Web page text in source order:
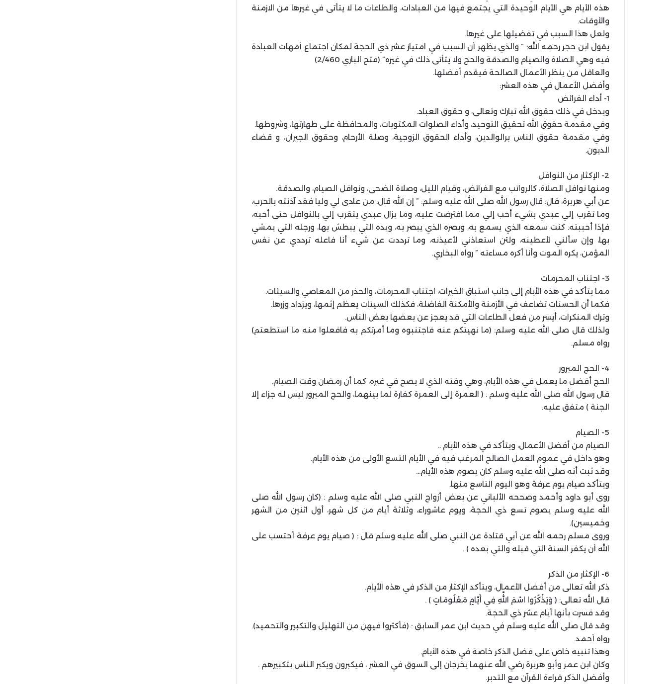
هذه الأيام هي الأيام الوحيدة التي يجتمع فيها من العبادات، والطاعات ما لا يتأتى في غيرها من الازمنة
والأوقات.
ولعل هذا السبب في تفضيلها على غيرها.
يقول ابن حجر رحمه الله: ” والذي يظهر أن السبب في امتياز عشر ذي الحجة لمكان اجتماع أمهات العبادة
فيه وهي الصلاة والصيام والصدقة والحج ولا يتأتى ذلك في غيره” (فتح الباري 2/460)
والعاقل من ينظر الأعمال الصالحة فيقدم أفضلها.
وأفضل الأعمال في هذه العشر:
1- أداء الفرائض
ويدخل في ذلك حقوق الله تبارك وتعالى، و حقوق العباد.
وفي مقدمة حقوق الله تحقيق التوحيد، وأداء الصلوات المكتوبات، والمحافظة على طهارتها، وشروطها.
وفي مقدمة حقوق الناس برالوالدين، وأداء الحقوق الزوجية، وصلة الأرحام، وحقوق الجيران، و قضاء
الديون.
2- الإكثار من النوافل
ومنها نوافل الصلاة، كالرواتب مع الفرائض، وقيام الليل، وصلاة الضحى، ونوافل الصيام، والصدقة.
عن أبي هريرة، قال: قال رسول الله صلى الله عليه وسلم: ” إن الله قال: من عادى لي وليا فقد آذنته بالحرب،
وما تقرب إلي عبدي بشيء أحب إلي مما افترضت عليه، وما يزال عبدي يتقرب إلي بالنوافل حتى أحبه،
فإذا أحببته: كنت سمعه الذي يسمع به، وبصره الذي يبصر به، ويده التي يبطش بها، ورجله التي يمشي
بها، وإن سألني لأعطينه، ولئن استعاذني لأعيذنه، وما ترددت عن شيء أنا فاعله ترددي عن نفس
المؤمن، يكره الموت وأنا أكره مساءته ” رواه البخاري.
3- اجتناب المحرمات
مما يتأكد في هذه الأيام إلى جانب استباق الخيرات، اجتناب المحرمات، والحذر من المعاصي والسيئات.
فكما أن الحسنات تضاعف في الأزمنة والأمكنة الفاضلة، فكذلك السيئات يعظم إثمها، ويزداد وزرها.
وترك المنكرات، أيسر من فعل الطاعات التي قد يعجز عن بعضها بعض الناس.
ولذلك قال صلى الله عليه وسلم: (ما نهيتكم عنه فاجتنبوه وما أمرتكم به فافعلوا منه ما استطعتم)
رواه مسلم.
4- الحج المبرور
الحج أفضل ما يعمل في هذه الأيام، وهي وقته الذي لا يصح في غيره، كما أن رمضان وقت الصيام.
قال رسول الله صلى الله عليه وسلم : ( العمرة إلى العمرة كفارة لما بينهما، والحج المبرور ليس له جزاء إلا
الجنة ) متفق عليه.
5- الصيام
الصيام من أفضل الأعمال، ويتأكد في هذه الأيام ..
وهو داخل في عموم العمل الصالح المرغب فيه في الأيام التسع الأولى من هذه الأيام.
وقد ثبت أنه صلى الله عليه وسلم كان يصوم هذه الأيام…
ويتأكد صيام يوم عرفة وهو اليوم التاسع منها.
روى أبو داود وأحمد وصححه الألباني عن بعض أزواج النبي صلى الله عليه وسلم : (كان رسول الله صلى
الله عليه وسلم يصوم تسع ذي الحجة، ويوم عاشوراء، وثلاثة أيام من كل شهر، أول اثنين من الشهر
وخميسين).
وروى مسلم رحمه الله عن أبي قتادة عن النبي صلى الله عليه وسلم قال : ( صيام يوم عرفة أحتسب على
الله أن يكفر السنة التي قبله والتي بعده ) .
6- الإكثار من الذكر
ذكر الله تعالى من أفضل الأعمال، ويتأكد الإكثار من الذكر في هذه الأيام.
قال الله تعالى: ( وَيَذْكُرُوا اسْمَ اللَّهِ فِي أَيَّامٍ مَعْلُومَاتٍ ) .
وقد فسرت بأنها أيام عشر ذي الحجة.
وقد قال صلى الله عليه وسلم في حديث ابن عمر السابق : (فأكثروا فيهن من التهليل والتكبير والتحميد).
رواه أحمد.
وهذا تنبيه خاص على فضل الذكر خاصة في هذه الأيام.
وكان ابن عمر وأبو هريرة رضي الله عنهما يخرجان إلى السوق في العشر ، فيكبرون ويكبر الناس بتكبيرهم .
وأفضل الذكر قراءة القرآن مع التدبر.